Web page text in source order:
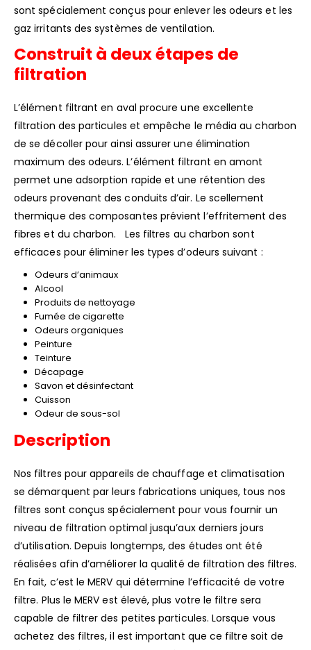
sont spécialement conçus pour enlever les odeurs et les
gaz irritants des systèmes de ventilation.
Construit à deux étapes de
filtration
L’élément filtrant en aval procure une excellente
filtration des particules et empêche le média au charbon
de se décoller pour ainsi assurer une élimination
maximum des odeurs. L’élément filtrant en amont
permet une adsorption rapide et une rétention des
odeurs provenant des conduits d’air. Le scellement
thermique des composantes prévient l’effritement des
fibres et du charbon. Les filtres au charbon sont
efficaces pour éliminer les types d’odeurs suivant :
Odeurs d’animaux
Alcool
Produits de nettoyage
Fumée de cigarette
Odeurs organiques
Peinture
Teinture
Décapage
Savon et désinfectant
Cuisson
Odeur de sous-sol
Description
Nos filtres pour appareils de chauffage et climatisation
se démarquent par leurs fabrications uniques, tous nos
filtres sont conçus spécialement pour vous fournir un
niveau de filtration optimal jusqu’aux derniers jours
d’utilisation. Depuis longtemps, des études ont été
réalisées afin d’améliorer la qualité de filtration des filtres.
En fait, c’est le MERV qui détermine l’efficacité de votre
filtre. Plus le MERV est élevé, plus votre le filtre sera
capable de filtrer des petites particules. Lorsque vous
achetez des filtres, il est important que ce filtre soit de